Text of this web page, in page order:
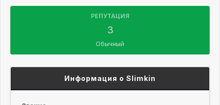
РЕПУТАЦИЯ
3
Обычный
Информация о Slimkin